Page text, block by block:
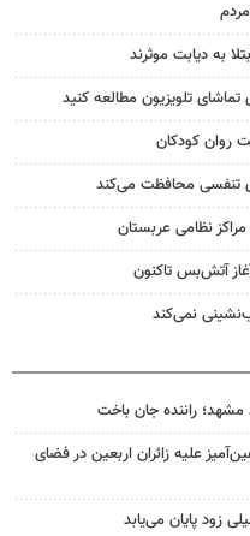
به دیابت موثرند
تلویزیون مطالعه کنید
روان کودکان
تنفسی محافظت می‌کند
نظامی عربستان
نمی‌کند
مشهد؛ راننده جان باخت
علیه زائران اربعین در فضای
زود پایان می‌یابد